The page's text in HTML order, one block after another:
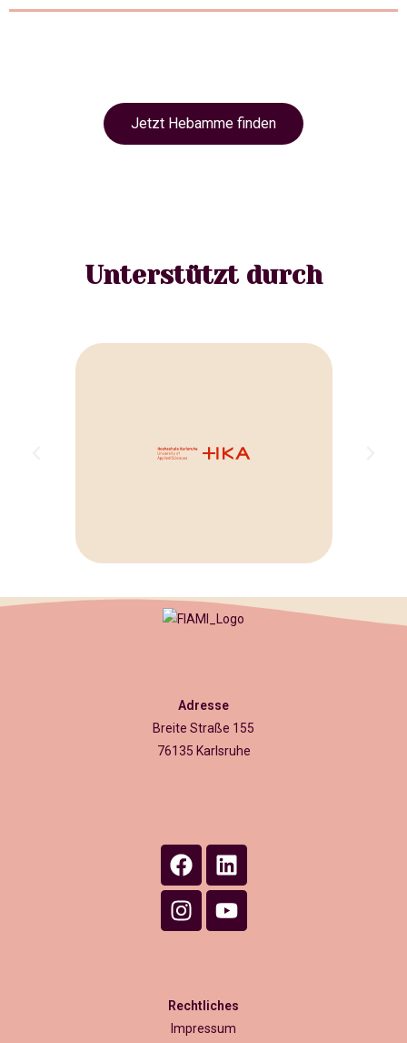
Jetzt Hebamme finden
Unterstützt durch
Adresse
Breite Straße 155
76135 Karlsruhe
Rechtliches
Impressum